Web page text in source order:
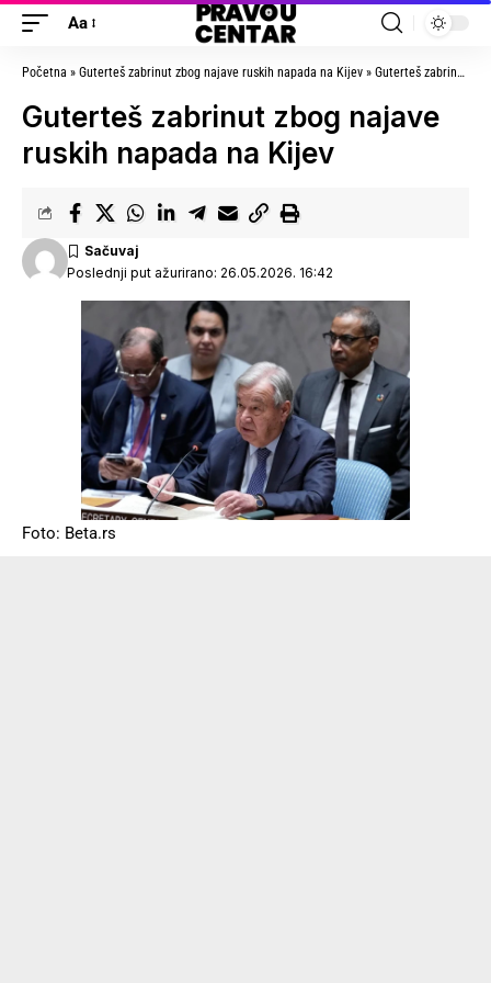
Aa
Početna » Guterteš zabrinut zbog najave ruskih napada na Kijev » Guterteš zabrinut zbog najave ruskih napada na Kijev
Guterteš zabrinut zbog najave
ruskih napada na Kijev
Poslednji put ažurirano: 26.05.2026. 16:42
Foto: Beta.rs